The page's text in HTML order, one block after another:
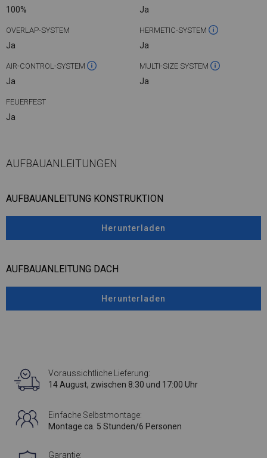
100% Ja
OVERLAP-SYSTEM
Ja
HERMETIC-SYSTEM
Ja
AIR-CONTROL-SYSTEM
Ja
MULTI-SIZE SYSTEM
Ja
FEUERFEST
Ja
AUFBAUANLEITUNGEN
AUFBAUANLEITUNG KONSTRUKTION
Herunterladen
AUFBAUANLEITUNG DACH
Herunterladen
Voraussichtliche Lieferung:
14 August, zwischen 8:30 und 17:00 Uhr
Einfache Selbstmontage:
Montage ca. 5 Stunden/6 Personen
Garantie: